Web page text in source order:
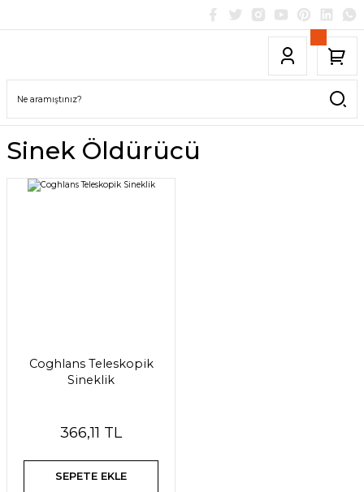
Sinek Öldürücü
Coghlans Teleskopik
Sineklik
366,11 TL
SEPETE EKLE